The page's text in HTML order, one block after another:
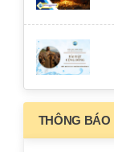
THÔNG BÁO